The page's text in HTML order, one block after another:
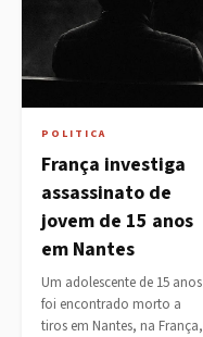
POLITICA
França investiga
assassinato de
jovem de 15 anos
em Nantes
Um adolescente de 15 anos
foi encontrado morto a
tiros em Nantes, na França,